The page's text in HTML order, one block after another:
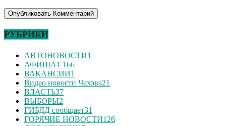
РУБРИКИ
АВТОНОВОСТИ1
АФИША1 166
ВАКАНСИИ1
Видео новости Чехова21
ВЛАСТЬ37
ВЫБОРЫ2
ГИБДД сообщает31
ГОРЯЧИЕ НОВОСТИ126